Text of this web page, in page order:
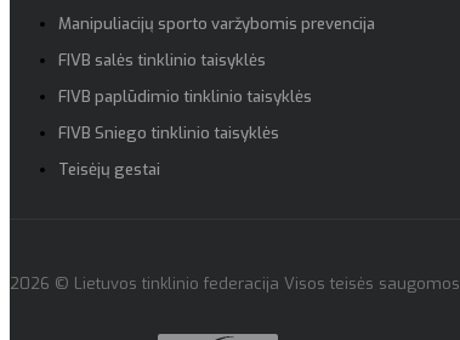
Manipuliacijų sporto varžybomis prevencija
FIVB salės tinklinio taisyklės
FIVB paplūdimio tinklinio taisyklės
FIVB Sniego tinklinio taisyklės
Teisėjų gestai
2026 © Lietuvos tinklinio federacija Visos teisės saugomos